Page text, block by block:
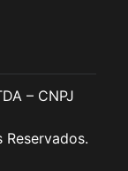
– CNPJ